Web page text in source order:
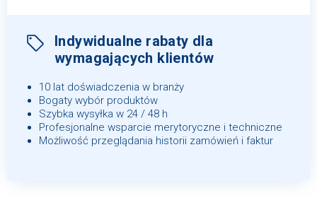
Indywidualne rabaty dla
wymagających klientów
10 lat doświadczenia w branży
Bogaty wybór produktów
Szybka wysyłka w 24 / 48 h
Profesjonalne wsparcie merytoryczne i techniczne
Możliwość przeglądania historii zamówień i faktur